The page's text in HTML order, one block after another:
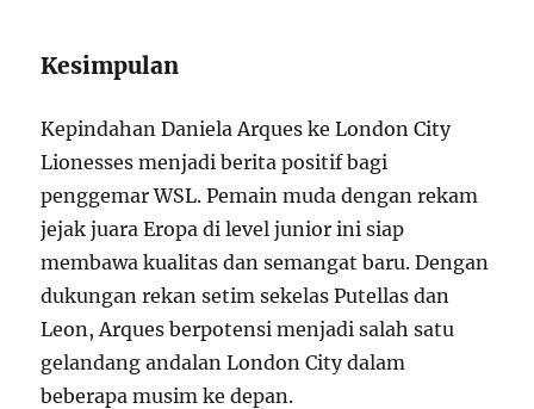
Kesimpulan
Kepindahan Daniela Arques ke London City
Lionesses menjadi berita positif bagi
penggemar WSL. Pemain muda dengan rekam
jejak juara Eropa di level junior ini siap
membawa kualitas dan semangat baru. Dengan
dukungan rekan setim sekelas Putellas dan
Leon, Arques berpotensi menjadi salah satu
gelandang andalan London City dalam
beberapa musim ke depan.